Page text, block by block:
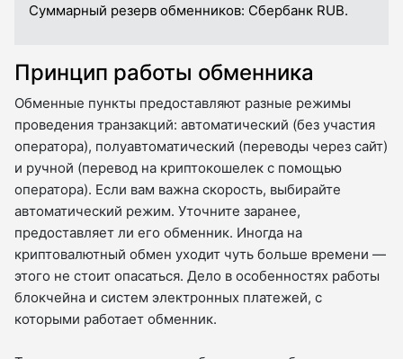
Суммарный резерв обменников: Сбербанк RUB.
Принцип работы обменника
Обменные пункты предоставляют разные режимы
проведения транзакций: автоматический (без участия
оператора), полуавтоматический (переводы через сайт)
и ручной (перевод на криптокошелек с помощью
оператора). Если вам важна скорость, выбирайте
автоматический режим. Уточните заранее,
предоставляет ли его обменник. Иногда на
криптовалютный обмен уходит чуть больше времени —
этого не стоит опасаться. Дело в особенностях работы
блокчейна и систем электронных платежей, с
которыми работает обменник.